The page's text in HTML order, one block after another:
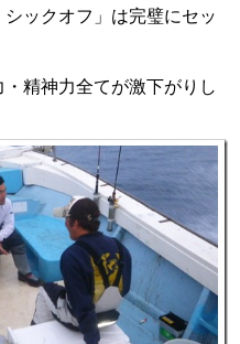
ックオフ」は完璧にセッ
精神力全てが激下がりし